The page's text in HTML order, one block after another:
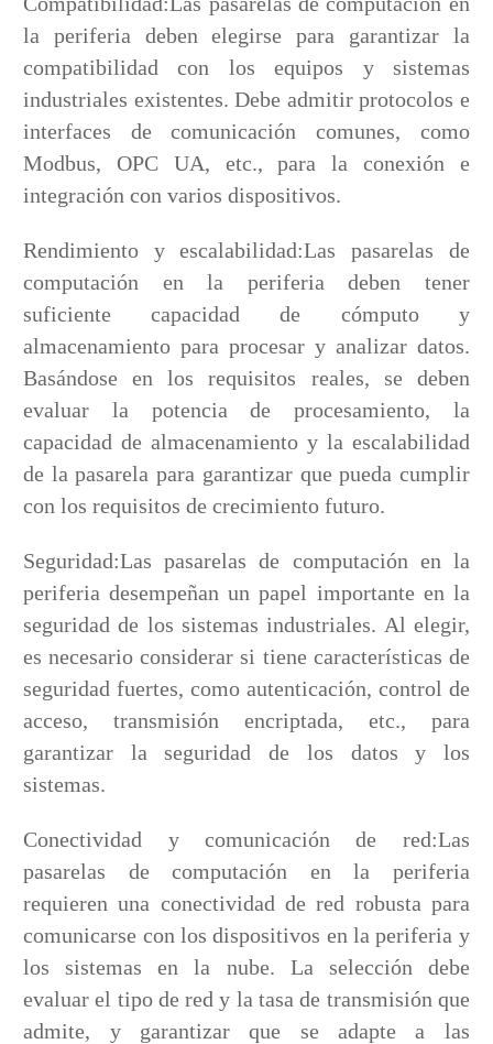
la periferia deben elegirse para garantizar la
compatibilidad con los equipos y sistemas
industriales existentes. Debe admitir protocolos e
interfaces de comunicación comunes, como
Modbus, OPC UA, etc., para la conexión e
integración con varios dispositivos.
Rendimiento y escalabilidad:Las pasarelas de
computación en la periferia deben tener
suficiente capacidad de cómputo y
almacenamiento para procesar y analizar datos.
Basándose en los requisitos reales, se deben
evaluar la potencia de procesamiento, la
capacidad de almacenamiento y la escalabilidad
de la pasarela para garantizar que pueda cumplir
con los requisitos de crecimiento futuro.
Seguridad:Las pasarelas de computación en la
periferia desempeñan un papel importante en la
seguridad de los sistemas industriales. Al elegir,
es necesario considerar si tiene características de
seguridad fuertes, como autenticación, control de
acceso, transmisión encriptada, etc., para
garantizar la seguridad de los datos y los
sistemas.
Conectividad y comunicación de red:Las
pasarelas de computación en la periferia
requieren una conectividad de red robusta para
comunicarse con los dispositivos en la periferia y
los sistemas en la nube. La selección debe
evaluar el tipo de red y la tasa de transmisión que
admite, y garantizar que se adapte a las